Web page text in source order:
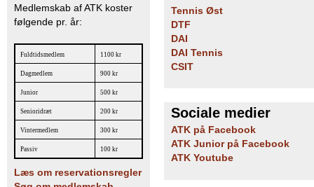
Medlemskab af ATK koster
følgende pr. år:
Fuldtidsmedlem 1100 kr
Dagmedlem 900 kr
Junior 500 kr
Senioridræt 200 kr
Vintermedlem 300 kr
Passiv 100 kr
Læs om reservationsregler
Tennis Øst
DTF
DAI
DAI Tennis
CSIT
Sociale medier
ATK på Facebook
ATK Junior på Facebook
ATK Youtube